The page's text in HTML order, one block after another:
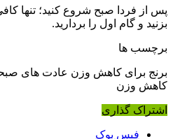
پس از فردا صبح شروع کنید؛ تنها
بزنید و گام اول را بردارید.
برچسب ها
برنج برای کاهش وزن عادت های
کاهش وزن
اشتراک گذاری
فیس بوک